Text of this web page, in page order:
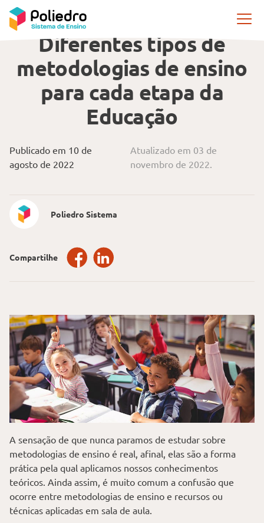
Pular navegação METODOLOGIAS DE ENSINO
Diferentes tipos de
metodologias de ensino
para cada etapa da
Educação
Publicado em 10 de
agosto de 2022
Atualizado em 03 de
novembro de 2022.
Poliedro Sistema
Compartilhe
A sensação de que nunca paramos de estudar sobre
metodologias de ensino é real, afinal, elas são a forma
prática pela qual aplicamos nossos conhecimentos
teóricos. Ainda assim, é muito comum a confusão que
ocorre entre metodologias de ensino e recursos ou
técnicas aplicadas em sala de aula.